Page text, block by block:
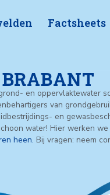
Demovelden
om het grond-
en
van